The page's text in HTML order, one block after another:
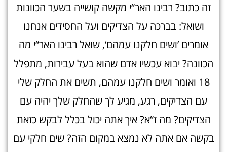
זה כתוב? רבינו האר“י מקשה קושייה בשער הכוונות
ושואל: בברכה על הצדיקים ועל החסידים אנחנו
אומרים ’ושים חלקנו עמהם‘, שואל רבינו האר“י מה
הכוונה? יבוא עכשיו אדם שהוא בעל עבירות, מתפלל
18 ואומר ושים חלקנו עמהם, תשים את החלק שלי
עם הצדיקים, רגע, מגיע לך שהחלק שלך יהיה עם
הצדיקים? מה ז“א? איך אתה יכול בכלל לבקש כזאת
בקשה אם אתה לא נמצא במקום הזה? שים חלקי עם